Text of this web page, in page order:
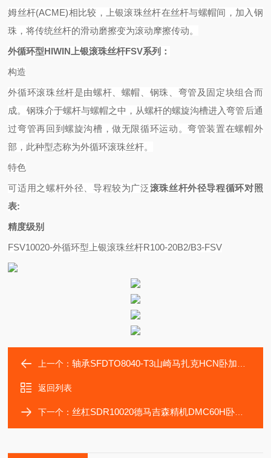
姆丝杆(ACME)相比较，上银滚珠丝杆在丝杆与螺帽间，加入钢
珠，将传统丝杆的滑动磨擦变为滚动摩擦传动。
外循环型HIWIN上银滚珠丝杆FSV系列：
构造
外循环滚珠丝杆是由螺杆、螺帽、钢珠、弯管及固定块组合而
成。钢珠介于螺杆与螺帽之中，从螺杆的螺旋沟槽进入弯管后通
过弯管再回到螺旋沟槽，做无限循环运动。弯管装置在螺帽外
部，此种型态称为外循环滚珠丝杆。
特色
可适用之螺杆外径、导程较为广泛滚珠丝杆外径导程循环对照
表:
精度级别
FSV10020-外循环型上银滚珠丝杆R100-20B2/B3-FSV
上一个：轴承SFDTO8040-T3山崎马扎克HCN卧加传动丝杠SFDT08020-T4
返回列表
下一个：丝杠SDR10020德马吉森精机DMC60H卧加大修螺母STR10020